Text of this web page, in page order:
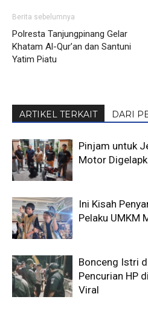
Berita sebelumnya
Polresta Tanjungpinang Gelar
Khatam Al-Qur’an dan Santuni
Yatim Piatu
ARTIKEL TERKAIT DARI
Pinjam untuk
Motor
Ini Kisah
Pelaku UMKM
Bonceng Istri
Pencurian HP
Viral